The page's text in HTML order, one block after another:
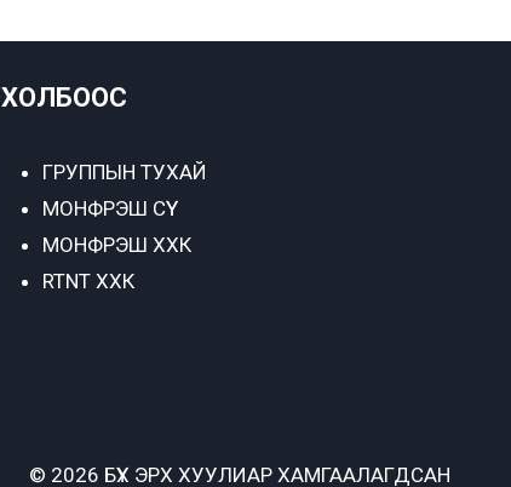
ХОЛБООС
ГРУППЫН ТУХАЙ
МОНФРЭШ СҮҮ
МОНФРЭШ ХХК
RTNT ХХК
© 2026 БҮХ ЭРХ ХУУЛИАР ХАМГААЛАГДСАН